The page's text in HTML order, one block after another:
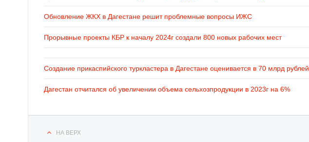
Обновление ЖКХ в Дагестане решит проблемные вопросы ИЖС
Прорывные проекты КБР к началу 2024г создали 800 новых рабочих мест
Создание прикаспийского туркластера в Дагестане оценивается в 70 млрд рублей
Дагестан отчитался об увеличении объема сельхозпродукции в 2023г на 6%
НА ВЕРХ